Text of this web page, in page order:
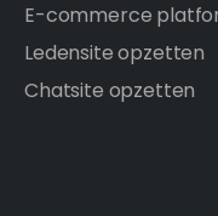
E-commerce
Ledensite opzetten
Chatsite opzetten